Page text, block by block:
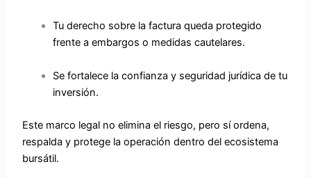
Tu derecho sobre la factura queda protegido
frente a embargos o medidas cautelares.
Se fortalece la confianza y seguridad jurídica de tu
inversión.
Este marco legal no elimina el riesgo, pero sí ordena,
respalda y protege la operación dentro del ecosistema
bursátil.